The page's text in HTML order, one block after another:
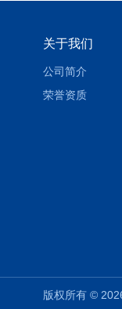
关于我们
公司简介
荣誉资质
版权所有 ©